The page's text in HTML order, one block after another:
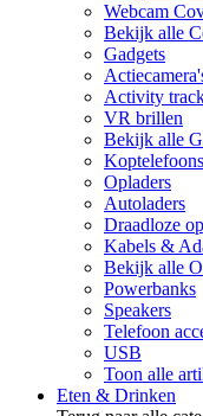
Webcam
Bekijk alle
Gadgets
Activity
VR brillen
Bekijk alle
Opladers
Autoladers
Draadloze
Kabels &
Bekijk alle
Powerbanks
Speakers
Telefoon
USB
Toon alle
Eten & Drinken